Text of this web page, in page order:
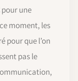
une
moment, les
pour que l’on
pas le